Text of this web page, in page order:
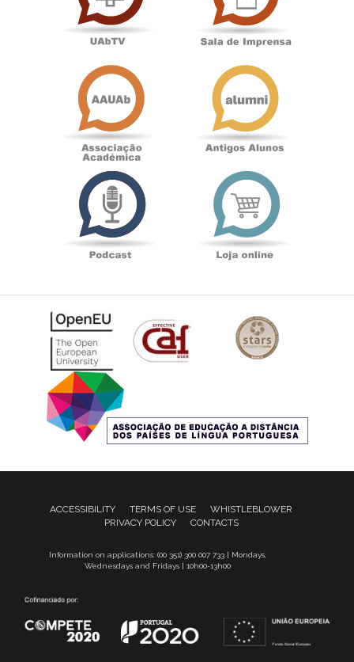
ACCESSIBILITY TERMS OF USE
WHISTLEBLOWER
PRIVACY POLICY
CONTACTS
Information on applications: (00 351) 300 007 733 | Mondays,
Wednesdays and Fridays | 10h00-13h00